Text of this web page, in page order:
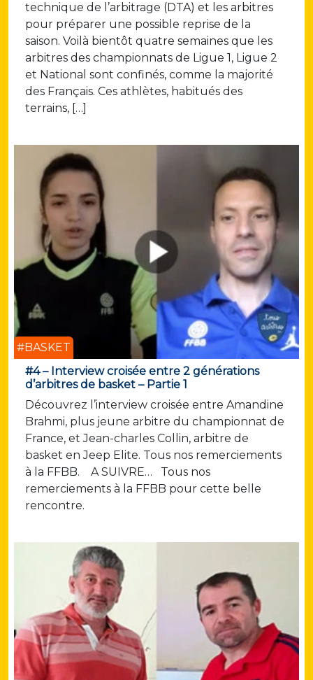
technique de l’arbitrage (DTA) et les arbitres
pour préparer une possible reprise de la
saison. Voilà bientôt quatre semaines que les
arbitres des championnats de Ligue 1, Ligue 2
et National sont confinés, comme la majorité
des Français. Ces athlètes, habitués des
terrains, […]
#BASKET
#4 – Interview croisée entre 2 générations
d’arbitres de basket – Partie 1
Découvrez l’interview croisée entre Amandine
Brahmi, plus jeune arbitre du championnat de
France, et Jean-charles Collin, arbitre de
basket en Jeep Elite. Tous nos remerciements
à la FFBB. A SUIVRE… Tous nos
remerciements à la FFBB pour cette belle
rencontre.